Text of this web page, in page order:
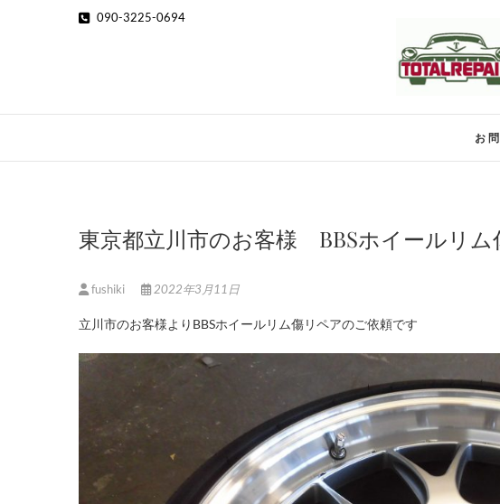
090-3225-0694
ホイ お
東京都立川市のお客様 BBSホイールリム
fushiki 2022年3月11日
立川市のお客様よりBBSホイールリム傷リペアのご依頼です